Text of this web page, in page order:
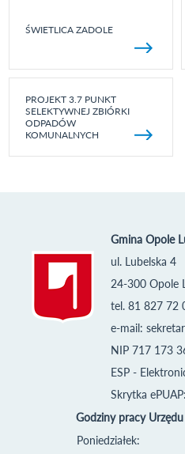
ŚWIETLICA ZADOLE
PROJEKT 3.7 PUNKT
SELEKTYWNEJ ZBIÓRKI
ODPADÓW
KOMUNALNYCH
Gmina Opole
ul. Lubelska 4
24-300 Opole
tel. 81 827 72
e-mail:
NIP 717 173
ESP -
Skrytka
Godziny pracy
Poniedziałek: